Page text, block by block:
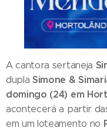
A cantora sertaneja
dupla Simone &
domingo (24) em
acontecerá a partir
em um loteamento no